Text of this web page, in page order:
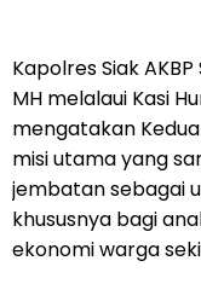
Kapolres Siak
MH melalaui Kasi
mengatakan
misi utama yang
jembatan sebagai
khususnya bagi
ekonomi warga